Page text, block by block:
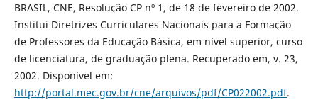
BRASIL, CNE, Resolução CP nº 1, de 18 de fevereiro de 2002.
Institui Diretrizes Curriculares Nacionais para a Formação
de Professores da Educação Básica, em nível superior, curso
de licenciatura, de graduação plena. Recuperado em, v. 23,
2002. Disponível em:
http://portal.mec.gov.br/cne/arquivos/pdf/CP022002.pdf.